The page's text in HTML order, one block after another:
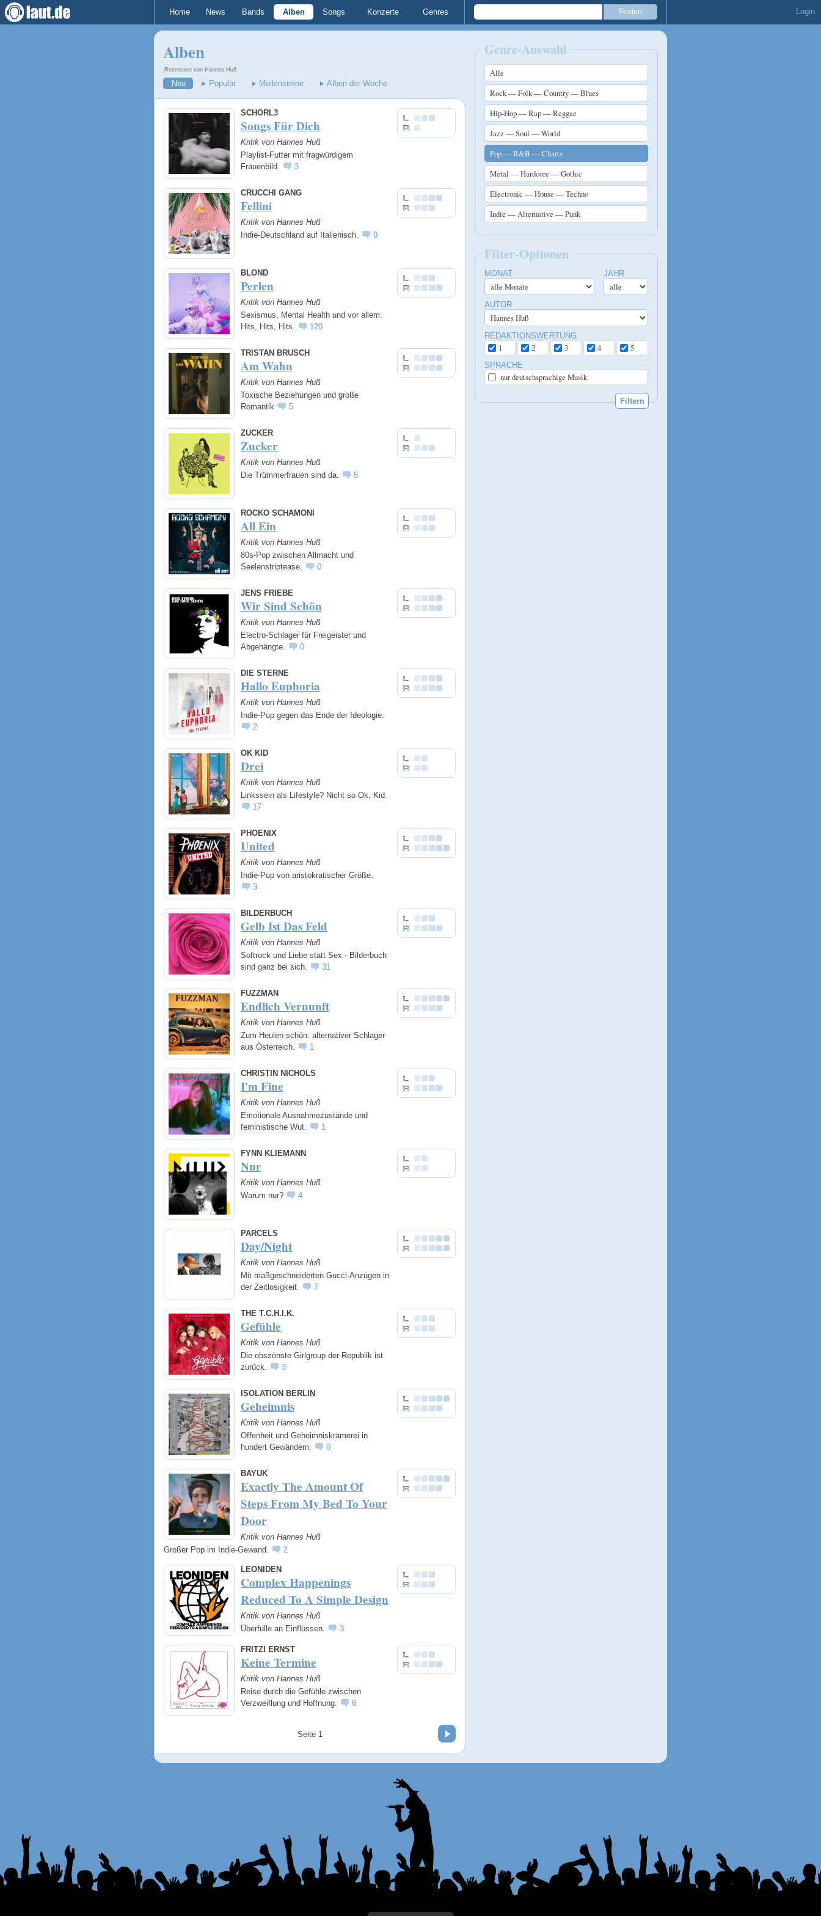
Home News Bands Alben Songs Konzerte Genres Login
Alben
Rezensiert von Hannes Huß
Neu Populär Meilensteine Alben der Woche
SCHORL3
Songs Für Dich
Kritik von Hannes Huß
Playlist-Futter mit fragwürdigem
Frauenbild.
3
CRUCCHI GANG
Fellini
Kritik von Hannes Huß
Indie-Deutschland auf Italienisch.
0
BLOND
Perlen
Kritik von Hannes Huß
Sexismus, Mental Health und vor allem:
Hits, Hits, Hits.
120
TRISTAN BRUSCH
Am Wahn
Kritik von Hannes Huß
Toxische Beziehungen und große
Romantik
5
ZUCKER
Zucker
Kritik von Hannes Huß
Die Trümmerfrauen sind da.
5
ROCKO SCHAMONI
All Ein
Kritik von Hannes Huß
80s-Pop zwischen Allmacht und
Seelenstriptease.
0
JENS FRIEBE
Wir Sind Schön
Kritik von Hannes Huß
Electro-Schlager für Freigeister und
Abgehängte.
0
DIE STERNE
Hallo Euphoria
Kritik von Hannes Huß
Indie-Pop gegen das Ende der Ideologie.
2
OK KID
Drei
Kritik von Hannes Huß
Linkssein als Lifestyle? Nicht so Ok, Kid.
17
PHOENIX
United
Kritik von Hannes Huß
Indie-Pop von aristokratischer Größe.
3
BILDERBUCH
Gelb Ist Das Feld
Kritik von Hannes Huß
Softrock und Liebe statt Sex - Bilderbuch
sind ganz bei sich.
31
FUZZMAN
Endlich Vernunft
Kritik von Hannes Huß
Zum Heulen schön: alternativer Schlager
aus Österreich.
1
CHRISTIN NICHOLS
I'm Fine
Kritik von Hannes Huß
Emotionale Ausnahmezustände und
feministische Wut.
1
FYNN KLIEMANN
Nur
Kritik von Hannes Huß
Warum nur?
4
PARCELS
Day/Night
Kritik von Hannes Huß
Mit maßgeschneiderten Gucci-Anzügen in
der Zeitlosigkeit.
7
THE T.C.H.I.K.
Gefühle
Kritik von Hannes Huß
Die obszönste Girlgroup der Republik ist
zurück.
3
ISOLATION BERLIN
Geheimnis
Kritik von Hannes Huß
Offenheit und Geheimniskrämerei in
hundert Gewändern.
0
BAYUK
Exactly The Amount Of
Steps From My Bed To Your
Door
Kritik von Hannes Huß
Großer Pop im Indie-Gewand.
2
LEONIDEN
Complex Happenings
Reduced To A Simple Design
Kritik von Hannes Huß
Überfülle an Einflüssen.
3
FRITZI ERNST
Keine Termine
Kritik von Hannes Huß
Reise durch die Gefühle zwischen
Verzweiflung und Hoffnung.
6
Seite 1
Vor
Genre-Auswahl
Alle
Rock — Folk — Country — Blues
Hip-Hop — Rap — Reggae
Jazz — Soul — World
Pop — R&B — Charts
Metal — Hardcore — Gothic
Electronic — House — Techno
Indie — Alternative — Punk
Filter-Optionen
MONAT JAHR
AUTOR
REDAKTIONSWERTUNG
1 2 3 4 5
SPRACHE
nur deutschsprachige Musik